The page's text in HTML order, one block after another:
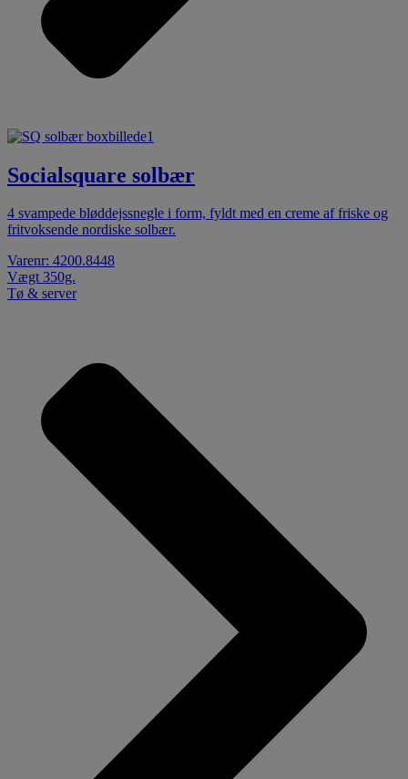
Socialsquare solbær
4 svampede bløddejssnegle i form, fyldt med en creme af friske og
fritvoksende nordiske solbær.
Varenr: 4200.8448
Vægt 350g.
Tø & server